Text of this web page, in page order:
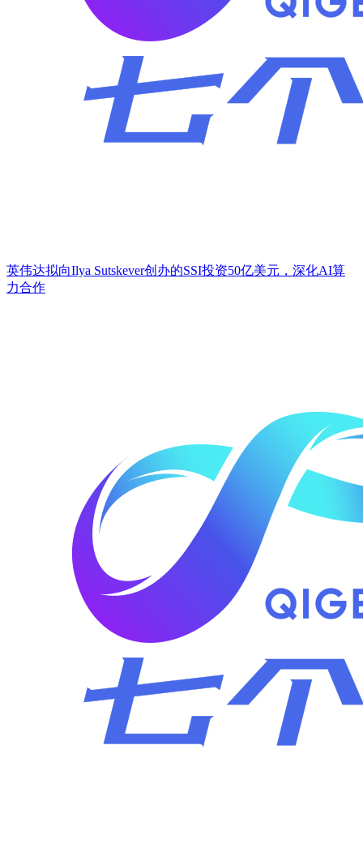
英伟达拟向Ilya Sutskever创办的SSI投资50亿美元，深化AI算
力合作